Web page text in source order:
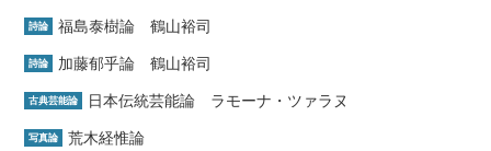
詩論 福島泰樹論 鶴山裕司
詩論 加藤郁乎論 鶴山裕司
古典芸能論 日本伝統芸能論 ラモーナ・ツァラヌ
写真論 荒木経惟論